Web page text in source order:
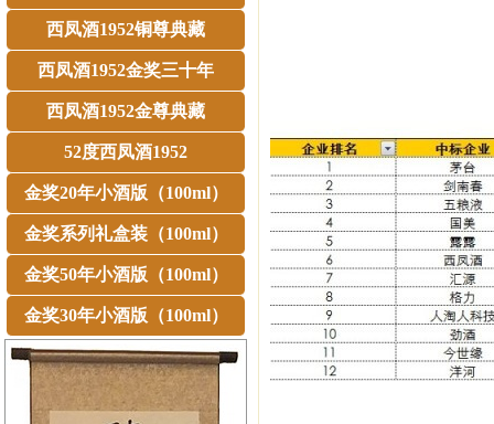
西凤酒1952铜尊典藏
西凤酒1952金奖三十年
西凤酒1952金尊典藏
52度西凤酒1952
金奖20年小酒版（100ml）
金奖系列礼盒装（100ml）
金奖50年小酒版（100ml）
金奖30年小酒版（100ml）